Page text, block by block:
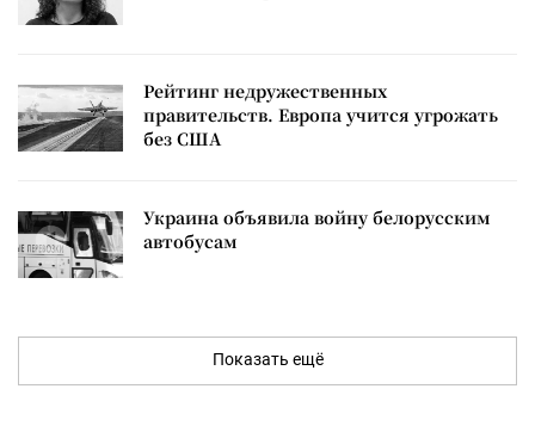
Рейтинг недружественных
правительств. Европа учится угрожать
без США
Украина объявила войну белорусским
автобусам
Показать ещё